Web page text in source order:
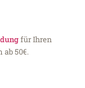
für Ihren
50€.